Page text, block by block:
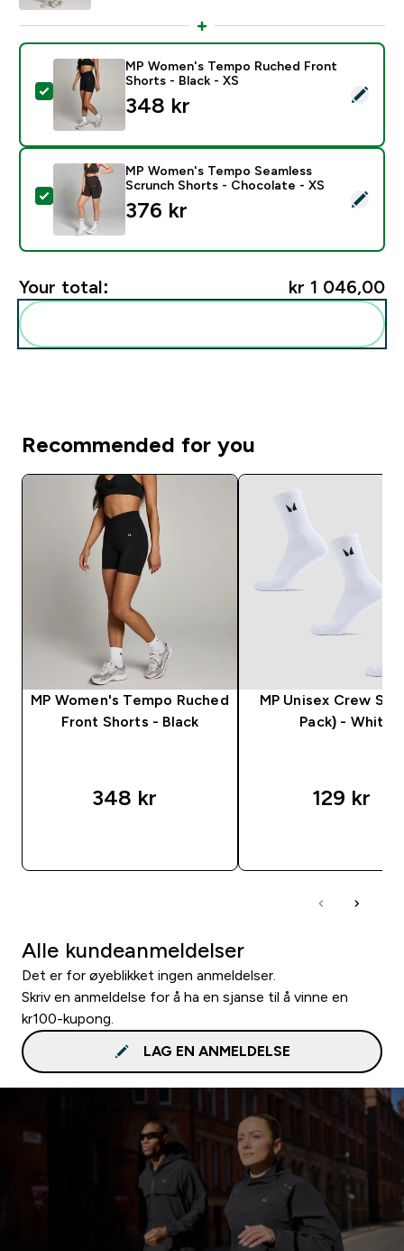
Select this product - MP Women's Tempo Ruched
MP Women's Tempo Ruched Front
Shorts - Black - XS
348 kr‎
Select this product - MP Women's Tempo Seamless
MP Women's Tempo Seamless
Scrunch Shorts - Chocolate - XS
376 kr‎
Your total: kr 1 046,00‎
Recommended for you
MP Women's Tempo Ruched
Front Shorts - Black
348 kr‎
MP Unisex Crew
Pack) - White
129 kr‎
Alle kundeanmeldelser
Det er for øyeblikket ingen anmeldelser.
Skriv en anmeldelse for å ha en sjanse til å vinne en
kr100-kupong.
LAG EN ANMELDELSE